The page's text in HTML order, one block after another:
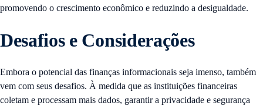
promovendo o crescimento econômico e reduzindo a desigualdade.
Desafios e Considerações
Embora o potencial das finanças informacionais seja imenso, também
vem com seus desafios. À medida que as instituições financeiras
coletam e processam mais dados, garantir a privacidade e segurança